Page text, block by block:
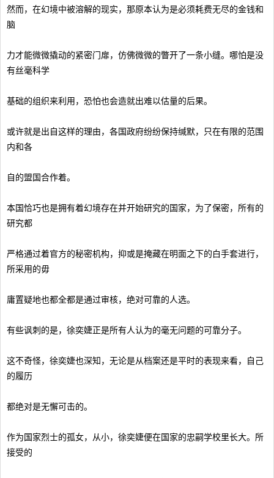
然而，在幻境中被溶解的现实，那原本认为是必须耗费无尽的金钱和
脑
力才能微微撬动的紧密门扉，仿佛微微的瞥开了一条小缝。哪怕是没
有丝毫科学
基础的组织来利用，恐怕也会造就出难以估量的后果。
或许就是出自这样的理由，各国政府纷纷保持缄默，只在有限的范围
内和各
自的盟国合作着。
本国恰巧也是拥有着幻境存在并开始研究的国家，为了保密，所有的
研究都
严格通过着官方的秘密机构，抑或是掩藏在明面之下的白手套进行，
所采用的毋
庸置疑地也都全都是通过审核，绝对可靠的人选。
有些讽刺的是，徐奕婕正是所有人认为的毫无问题的可靠分子。
这不奇怪，徐奕婕也深知，无论是从档案还是平时的表现来看，自己
的履历
都绝对是无懈可击的。
作为国家烈士的孤女，从小，徐奕婕便在国家的忠嗣学校里长大。所
接受的